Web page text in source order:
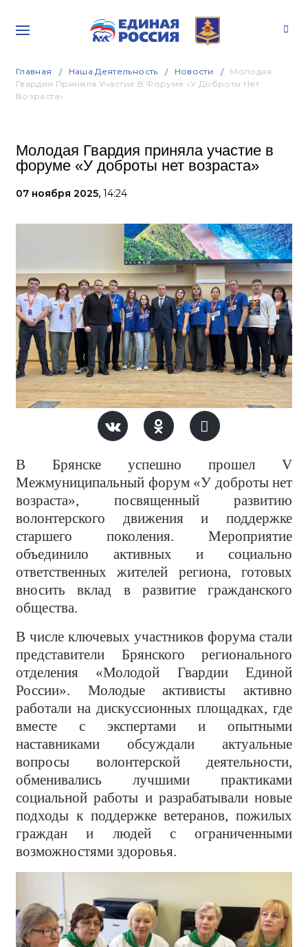
Главная Наша Деятельность Новости
Молодая
Гвардия Приняла Участие В Форуме «У Доброты Нет
Возраста»
Молодая Гвардия приняла участие в
форуме «У доброты нет возраста»
07 ноября 2025, 14:24
В Брянске успешно прошел V
Межмуниципальный форум «У доброты нет
возраста», посвященный развитию
волонтерского движения и поддержке
старшего поколения. Мероприятие
объединило активных и социально
ответственных жителей региона, готовых
вносить вклад в развитие гражданского
общества.
В числе ключевых участников форума стали
представители Брянского регионального
отделения «Молодой Гвардии Единой
России». Молодые активисты активно
работали на дискуссионных площадках, где
вместе с экспертами и опытными
наставниками обсуждали актуальные
вопросы волонтерской деятельности,
обменивались лучшими практиками
социальной работы и разрабатывали новые
подходы к поддержке ветеранов, пожилых
граждан и людей с ограниченными
возможностями здоровья.